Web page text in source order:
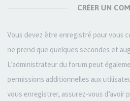
CRÉER UN
Vous devez être enregistré pour vous
ne prend que quelques secondes et
L’administrateur du forum peut
permissions additionnelles aux
vous enregistrer, assurez-vous d’avoir